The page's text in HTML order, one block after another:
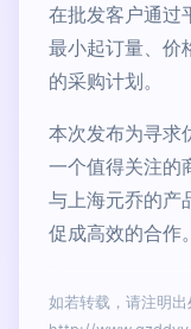
在批发客户通过
最小起订量、价
的采购计划。
本次发布为寻求
一个值得关注的
与上海元乔的产
促成高效的合作。
如若转载，请注明出